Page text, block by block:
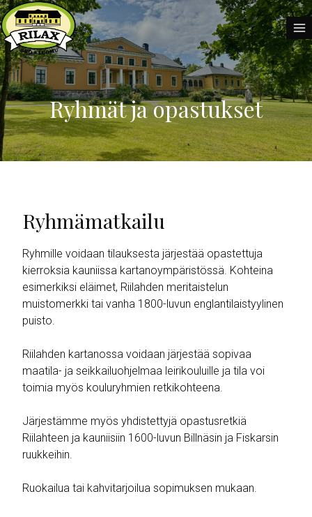
Siirry
sisältöön
Ryhmät ja opastukset
Ryhmämatkailu
Ryhmille voidaan tilauksesta järjestää opastettuja
kierroksia kauniissa kartanoympäristössä. Kohteina
esimerkiksi eläimet, Riilahden meritaistelun
muistomerkki tai vanha 1800-luvun englantilaistyylinen
puisto.
Riilahden kartanossa voidaan järjestää sopivaa
maatila- ja seikkailuohjelmaa leirikouluille ja tila voi
toimia myös kouluryhmien retkikohteena.
Järjestämme myös yhdistettyjä opastusretkiä
Riilahteen ja kauniisiin 1600-luvun Billnäsin ja Fiskarsin
ruukkeihin.
Ruokailua tai kahvitarjoilua sopimuksen mukaan.